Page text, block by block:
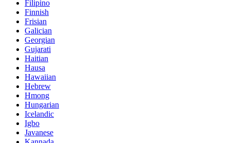
Filipino
Finnish
Frisian
Galician
Georgian
Gujarati
Haitian
Hausa
Hawaiian
Hebrew
Hmong
Hungarian
Icelandic
Igbo
Javanese